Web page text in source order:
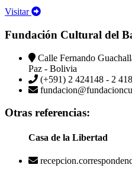
Visitar
Fundación Cultural del
Calle Fernando
Paz - Bolivia
(+591) 2 424148 - 2
Otras referencias:
Casa de la Libertad